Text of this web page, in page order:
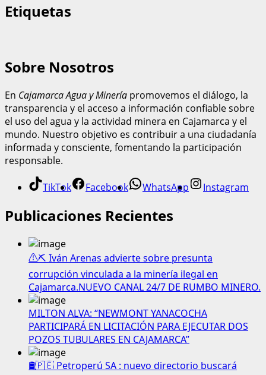
Etiquetas
Sobre Nosotros
En Cajamarca Agua y Minería promovemos el diálogo, la
transparencia y el acceso a información confiable sobre
el uso del agua y la actividad minera en Cajamarca y el
mundo. Nuestro objetivo es contribuir a una ciudadanía
informada y consciente, fomentando la participación
responsable.
TikTok Facebook WhatsApp Instagram
Publicaciones Recientes
⚠️⛏️ Iván Arenas advierte sobre presunta
corrupción vinculada a la minería ilegal en
Cajamarca.NUEVO CANAL 24/7 DE RUMBO MINERO.
MILTON ALVA: “NEWMONT YANACOCHA
PARTICIPARÁ EN LICITACIÓN PARA EJECUTAR DOS
POZOS TUBULARES EN CAJAMARCA”
🛢️🇵🇪 Petroperú SA : nuevo directorio buscará